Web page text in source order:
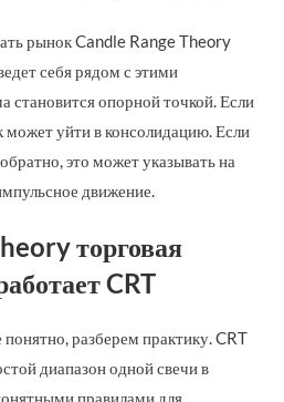
рынок Candle Range Theory
себя рядом с этими
становится опорной точкой. Если
может уйти в консолидацию. Если
это может указывать на
движение.
торговая
CRT
понятно, разберем практику. CRT
диапазон одной свечи в
правилами для